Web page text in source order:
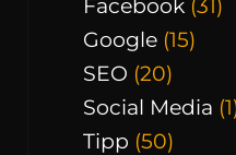
Facebook (31)
Google (15)
SEO (20)
Social Media
Tipp (50)